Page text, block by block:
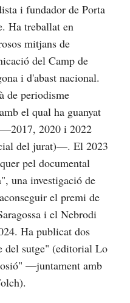
i fundador de Porta
Ha treballat en
mitjans de
del Camp de
i d'abast nacional.
de periodisme
el qual ha guanyat
2020 i 2022
del jurat)—. El 2023
pel documental
una investigació de
el premi de
i el Nebrodi
Ha publicat dos
del sutge" (editorial Lo
—juntament amb